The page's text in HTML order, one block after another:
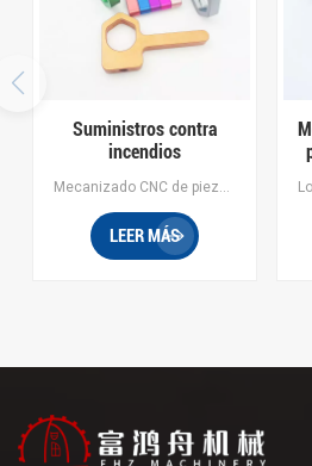
Suministros contra
incendios
de aluminio anodizado
Mecanizado CNC de piezas de aluminio.
LEER MÁS